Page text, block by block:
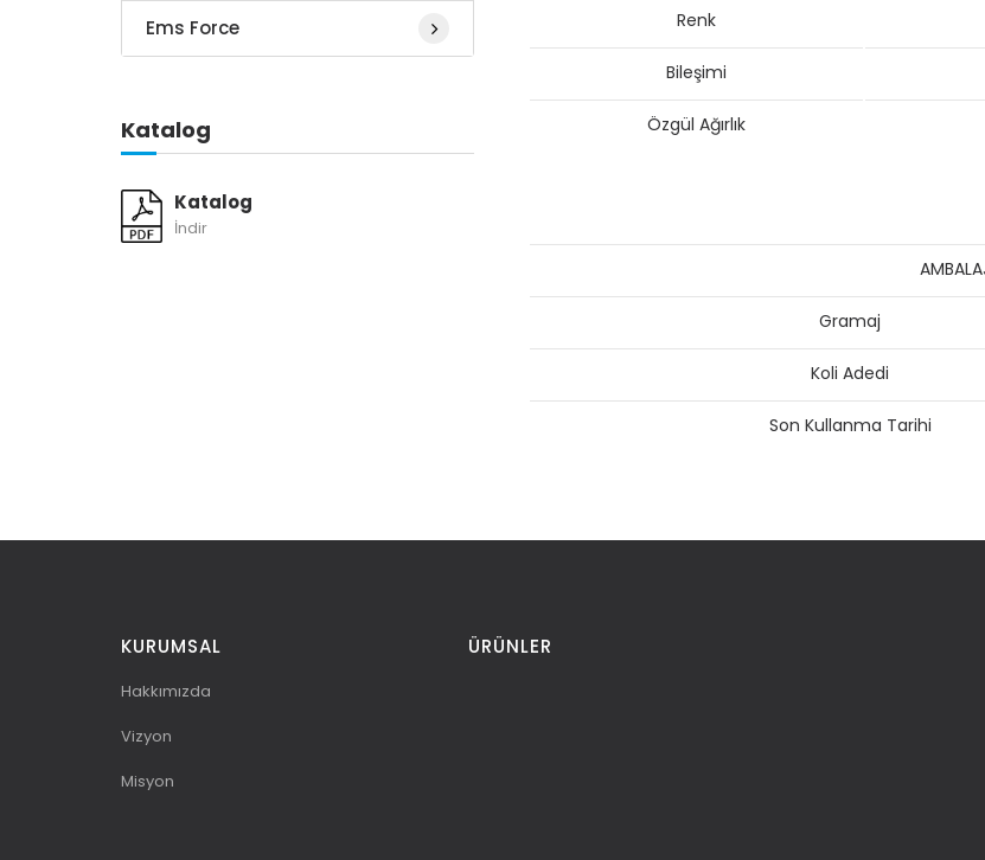
Renk
Bileşimi
Özgül Ağırlık
Gramaj
Koli Adedi
Son Kullanma Tarihi
Ems Force
Katalog
Katalog
İndir
KURUMSAL
Hakkımızda
Vizyon
Misyon
ÜRÜNLER